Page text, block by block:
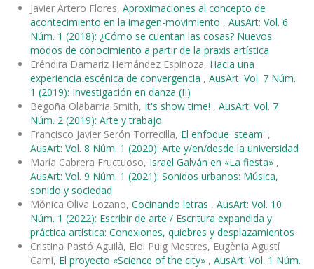
Javier Artero Flores, Aproximaciones al concepto de
acontecimiento en la imagen-movimiento , AusArt: Vol. 6
Núm. 1 (2018): ¿Cómo se cuentan las cosas? Nuevos
modos de conocimiento a partir de la praxis artística
Eréndira Damariz Hernández Espinoza, Hacia una
experiencia escénica de convergencia , AusArt: Vol. 7 Núm.
1 (2019): Investigación en danza (II)
Begoña Olabarria Smith, It's show time! , AusArt: Vol. 7
Núm. 2 (2019): Arte y trabajo
Francisco Javier Serón Torrecilla, El enfoque 'steam' ,
AusArt: Vol. 8 Núm. 1 (2020): Arte y/en/desde la universidad
María Cabrera Fructuoso, Israel Galván en «La fiesta» ,
AusArt: Vol. 9 Núm. 1 (2021): Sonidos urbanos: Música,
sonido y sociedad
Mónica Oliva Lozano, Cocinando letras , AusArt: Vol. 10
Núm. 1 (2022): Escribir de arte / Escritura expandida y
práctica artística: Conexiones, quiebres y desplazamientos
Cristina Pastó Aguilà, Eloi Puig Mestres, Eugènia Agustí
Camí, El proyecto «Science of the city» , AusArt: Vol. 1 Núm.